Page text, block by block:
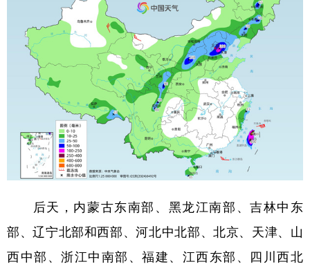
后天，内蒙古东南部、黑龙江南部、吉林中东
部、辽宁北部和西部、河北中北部、北京、天津、山
西中部、浙江中南部、福建、江西东部、四川西北